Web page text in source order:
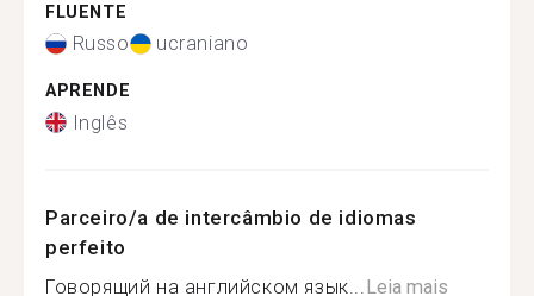
FLUENTE
Russo ucraniano
APRENDE
Inglês
Parceiro/a de intercâmbio de idiomas
perfeito
Говорящий на английском язык... Leia mais